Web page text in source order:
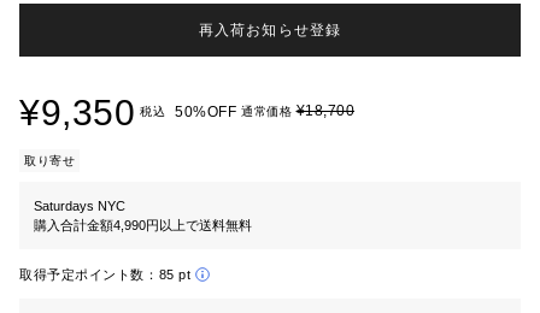
再入荷お知らせ登録
¥9,350 税込 50%OFF 通常価格¥18,700
取り寄せ
Saturdays NYC
購入合計金額4,990円以上で送料無料
取得予定ポイント数： 85 pt